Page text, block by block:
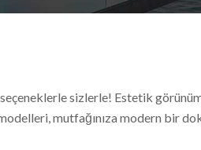
seçeneklerle sizlerle! Estetik
mutfağınıza modern bir